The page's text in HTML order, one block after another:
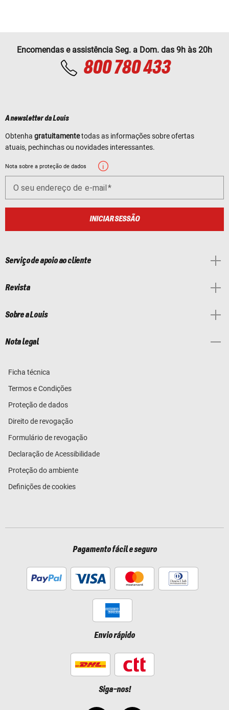
Encomendas e assistência Seg. a Dom. das 9h às 20h
800 780 433
A newsletter da Louis
Obtenha gratuitamentetodas as informações sobre ofertas
atuais, pechinchas ou novidades interessantes.
Nota sobre a proteção de dados
O seu endereço de e-mail
INICIAR SESSÃO
Serviço de apoio ao cliente
Revista
Sobre a Louis
Nota legal
Ficha técnica
Termos e Condições
Proteção de dados
Direito de revogação
Formulário de revogação
Declaração de Acessibilidade
Proteção do ambiente
Definições de cookies
Pagamento fácil e seguro
Envio rápido
Siga-nos!